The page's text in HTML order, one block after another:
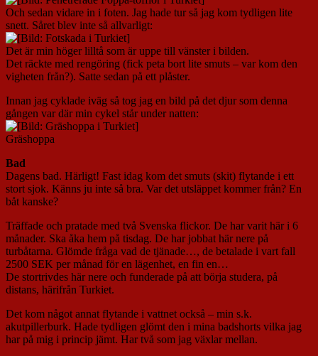
Och sedan vidare in i foten. Jag hade tur så jag kom tydligen lite
snett. Såret blev inte så allvarligt:
Det är min höger lilltå som är uppe till vänster i bilden.
Det räckte med rengöring (fick peta bort lite smuts – var kom den
vigheten från?). Satte sedan på ett plåster.
Innan jag cyklade iväg så tog jag en bild på det djur som denna
gången var där min cykel står under natten:
Gräshoppa
Bad
Dagens bad. Härligt! Fast idag kom det smuts (skit) flytande i ett
stort sjok. Känns ju inte så bra. Var det utsläppet kommer från? En
båt kanske?
Träffade och pratade med två Svenska flickor. De har varit här i 6
månader. Ska åka hem på tisdag. De har jobbat här nere på
turbåtarna. Glömde fråga vad de tjänade…, de betalade i vart fall
2500 SEK per månad för en lägenhet, en fin en…
De stortrivdes här nere och funderade på att börja studera, på
distans, härifrån Turkiet.
Det kom något annat flytande i vattnet också – min s.k.
akutpillerburk. Hade tydligen glömt den i mina badshorts vilka jag
har på mig i princip jämt. Har två som jag växlar mellan.